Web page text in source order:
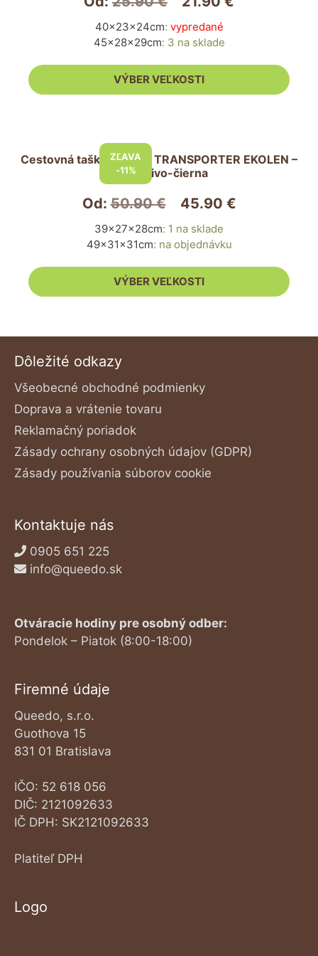
40x23x24cm: vypredané
45x28x29cm: 3 na sklade
VÝBER VEĽKOSTI
môžete
vybrať
ZĽAVA
-11%
Cestovná taška pre psa TRANSPORTER EKOLEN –
tmavosivo-čierna
Od:50.90€ 45.90 €
39x27x28cm: 1 na sklade
49x31x31cm: na objednávku
VÝBER VEĽKOSTI
má
vybrať
Dôležité odkazy
Všeobecné obchodné podmienky
Doprava a vrátenie tovaru
Reklamačný poriadok
Zásady ochrany osobných údajov (GDPR)
Zásady používania súborov cookie
Kontaktuje nás
0905 651 225
info@queedo.sk
Otváracie hodiny pre osobný odber:
Pondelok – Piatok (8:00-18:00)
Firemné údaje
Queedo, s.r.o.
Guothova 15
831 01 Bratislava
IČO: 52 618 056
DIČ: 2121092633
IČ DPH: SK2121092633
Platiteľ DPH
Logo